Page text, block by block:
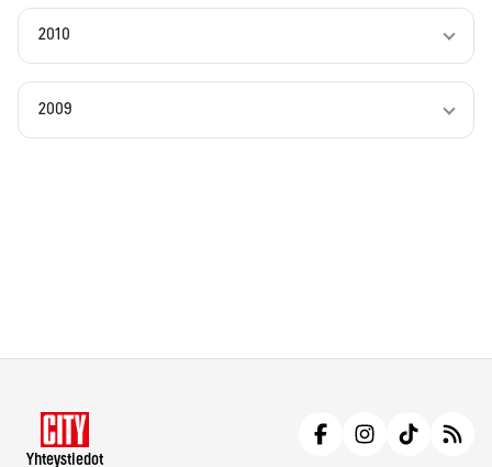
2010
2009
Yhteystiedot